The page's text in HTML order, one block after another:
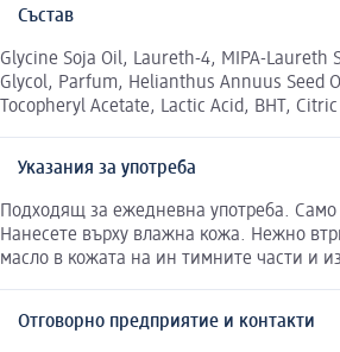
Състав
Glycine Soja Oil, Laureth-4, MIPA-Laureth
Glycol, Parfum, Helianthus Annuus Seed
Tocopheryl Acetate, Lactic Acid, BHT,
Указания за употреба
Подходящ за ежедневна употреба.
Нанесете върху влажна кожа. Нежно
масло в кожата на ин тимните части и
Отговорно предприятие и контакти